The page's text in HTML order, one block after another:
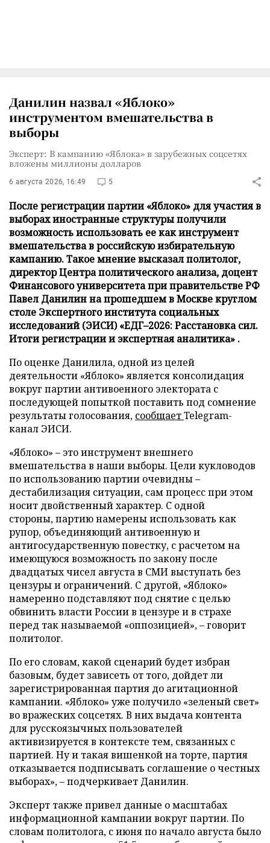
Данилин назвал «Яблоко»
инструментом вмешательства в
выборы
Эксперт: В кампанию «Яблока» в зарубежных соцсетях
вложены миллионы долларов
6 августа 2026, 16:49 5
После регистрации партии «Яблоко» для участия в
выборах иностранные структуры получили
возможность использовать ее как инструмент
вмешательства в российскую избирательную
кампанию. Такое мнение высказал политолог,
директор Центра политического анализа, доцент
Финансового университета при правительстве РФ
Павел Данилин на прошедшем в Москве круглом
столе Экспертного института социальных
исследований (ЭИСИ) «ЕДГ–2026: Расстановка сил.
Итоги регистрации и экспертная аналитика» .
По оценке Данилила, одной из целей
деятельности «Яблоко» является консолидация
вокруг партии антивоенного электората с
последующей попыткой поставить под сомнение
результаты голосования, сообщаетTelegram-
канал ЭИСИ.
«Яблоко» – это инструмент внешнего
вмешательства в наши выборы. Цели кукловодов
по использованию партии очевидны –
дестабилизация ситуации, сам процесс при этом
носит двойственный характер. С одной
стороны, партию намерены использовать как
рупор, объединяющий антивоенную и
антигосударственную повестку, с расчетом на
имеющуюся возможность по закону после
двадцатых чисел августа в СМИ выступать без
цензуры и ограничений. С другой, «Яблоко»
намеренно подставляют под снятие с целью
обвинить власти России в цензуре и в страхе
перед так называемой «оппозицией», – говорит
политолог.
По его словам, какой сценарий будет избран
базовым, будет зависеть от того, дойдет ли
зарегистрированная партия до агитационной
кампании. «Яблоко» уже получило «зеленый свет»
во вражеских соцсетях. В них выдача контента
для русскоязычных пользователей
активизируется в контексте тем, связанных с
партией. Ну и такая вишенкой на торте, партия
отказывается подписывать соглашение о честных
выборах», – подчеркивает Данилин.
Эксперт также привел данные о масштабах
информационной кампании вокруг партии. По
словам политолога, с июня по начало августа было